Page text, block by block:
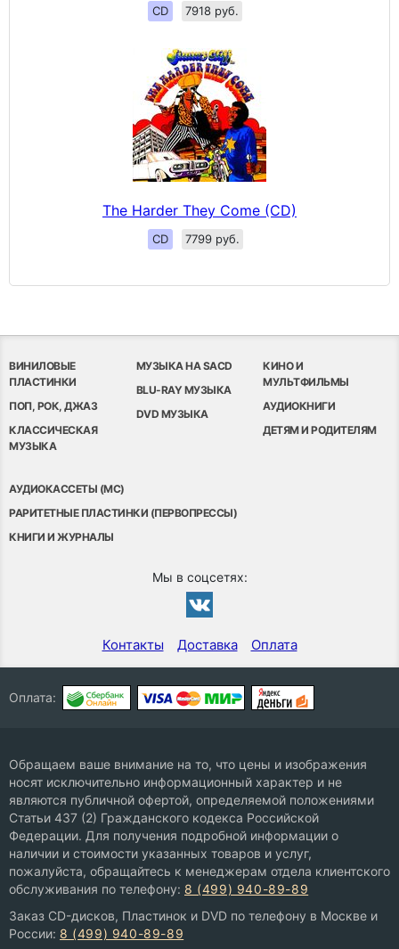
CD 7918 руб.
The Harder They Come (CD)
CD 7799 руб.
ВИНИЛОВЫЕ
ПЛАСТИНКИ
ПОП, РОК, ДЖАЗ
КЛАССИЧЕСКАЯ
МУЗЫКА
МУЗЫКА НА SACD
BLU-RAY МУЗЫКА
DVD МУЗЫКА
КИНО И
МУЛЬТФИЛЬМЫ
АУДИОКНИГИ
ДЕТЯМ И РОДИТЕЛЯМ
АУДИОКАССЕТЫ (MC)
РАРИТЕТНЫЕ ПЛАСТИНКИ (ПЕРВОПРЕССЫ)
КНИГИ И ЖУРНАЛЫ
Мы в соцсетях:
Контакты Доставка Оплата
Оплата:
Обращаем ваше внимание на то, что цены и изображения
носят исключительно информационный характер и не
являются публичной офертой, определяемой положениями
Статьи 437 (2) Гражданского кодекса Российской
Федерации. Для получения подробной информации о
наличии и стоимости указанных товаров и услуг,
пожалуйста, обращайтесь к менеджерам отдела клиентского
обслуживания по телефону: 8 (499) 940-89-89
Заказ CD-дисков, Пластинок и DVD по телефону в Москве и
России: 8 (499) 940-89-89